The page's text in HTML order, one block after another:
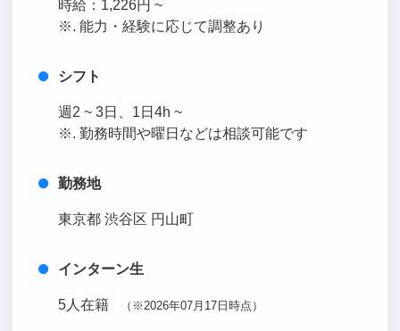
時給：1,226円 ~
※. 能力・経験に応じて調整あり
シフト
週2 ~ 3日、1日4h ~
※. 勤務時間や曜日などは相談可能です
勤務地
東京都 渋谷区 円山町
インターン生
5人在籍 （※2026年07月17日時点）